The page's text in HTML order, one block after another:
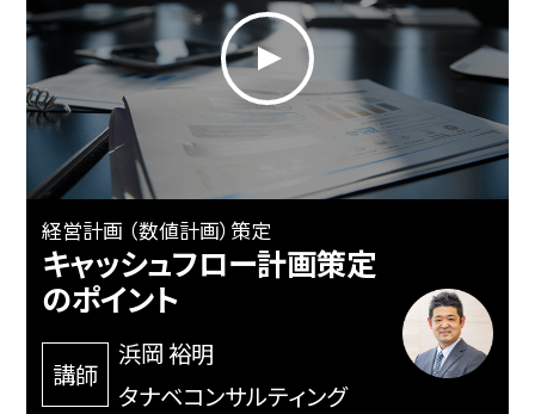
経営計画 （数値計画）策定
キャッシュフロー計画策定
のポイント
講師
浜岡 裕明
タナベコンサルティング